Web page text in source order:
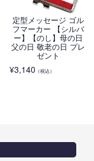
定型メッセージ ゴル
フマーカー 【シルバ
ー】【のし】母の日
父の日 敬老の日 プレ
ゼント
¥3,140 （税込）